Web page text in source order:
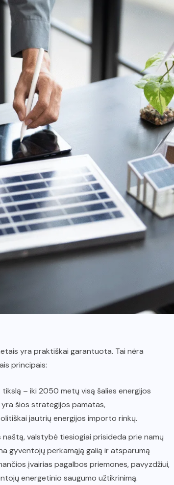
yra praktiškai garantuota. Tai nėra
principais:
– iki 2050 metų visą šalies energijos
šios strategijos pamatas,
jautrių energijos importo rinkų.
valstybė tiesiogiai prisideda prie namų
gyventojų perkamąją galią ir atsparumą
įvairias pagalbos priemones, pavyzdžiui,
energetinio saugumo užtikrinimą.